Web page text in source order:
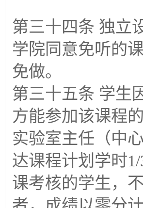
第三十四条 独立
学院同意免听的
免做。
第三十五条 学生
方能参加该课程
实验室主任（中
达课程计划学时
课考核的学生，